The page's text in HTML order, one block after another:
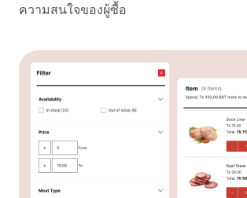
ความสนใจของผู้ซื้อ